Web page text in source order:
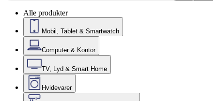
Alle produkter
Mobil, Tablet & Smartwatch
Computer & Kontor
TV, Lyd & Smart Home
Hvidevarer